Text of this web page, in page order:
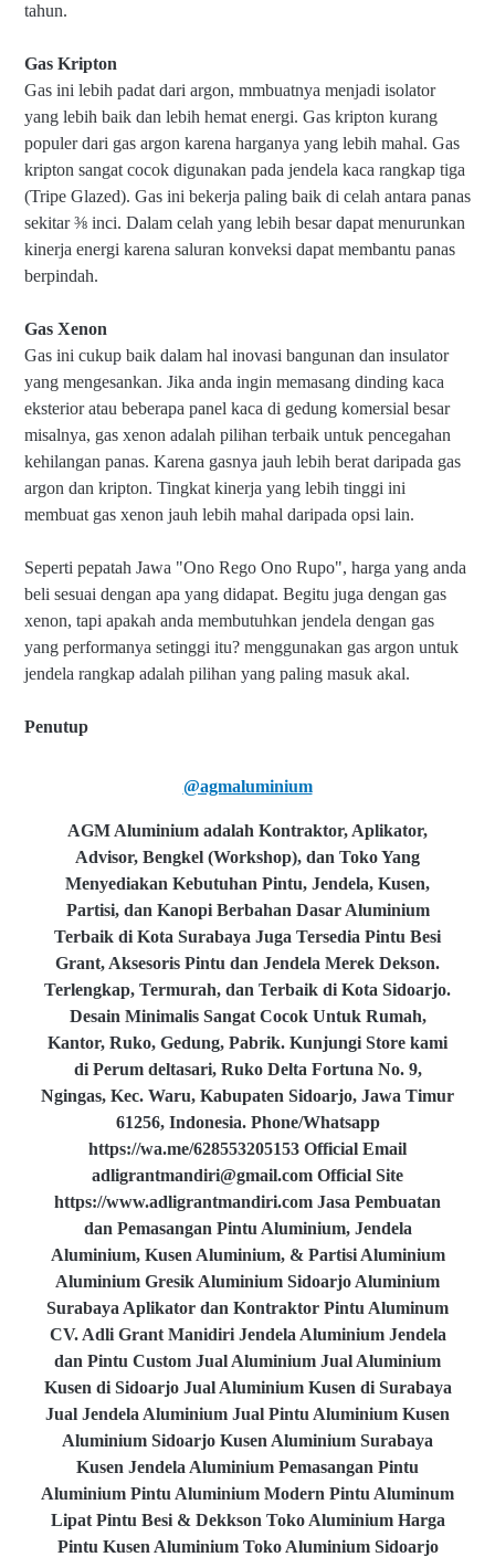
tahun.
Gas Kripton
Gas ini lebih padat dari argon, mmbuatnya menjadi isolator
yang lebih baik dan lebih hemat energi. Gas kripton kurang
populer dari gas argon karena harganya yang lebih mahal. Gas
kripton sangat cocok digunakan pada jendela kaca rangkap tiga
(Tripe Glazed). Gas ini bekerja paling baik di celah antara panas
sekitar ⅜ inci. Dalam celah yang lebih besar dapat menurunkan
kinerja energi karena saluran konveksi dapat membantu panas
berpindah.
Gas Xenon
Gas ini cukup baik dalam hal inovasi bangunan dan insulator
yang mengesankan. Jika anda ingin memasang dinding kaca
eksterior atau beberapa panel kaca di gedung komersial besar
misalnya, gas xenon adalah pilihan terbaik untuk pencegahan
kehilangan panas. Karena gasnya jauh lebih berat daripada gas
argon dan kripton. Tingkat kinerja yang lebih tinggi ini
membuat gas xenon jauh lebih mahal daripada opsi lain.
Seperti pepatah Jawa "Ono Rego Ono Rupo", harga yang anda
beli sesuai dengan apa yang didapat. Begitu juga dengan gas
xenon, tapi apakah anda membutuhkan jendela dengan gas
yang performanya setinggi itu? menggunakan gas argon untuk
jendela rangkap adalah pilihan yang paling masuk akal.
Penutup
@agmaluminium
AGM Aluminium adalah Kontraktor, Aplikator,
Advisor, Bengkel (Workshop), dan Toko Yang
Menyediakan Kebutuhan Pintu, Jendela, Kusen,
Partisi, dan Kanopi Berbahan Dasar Aluminium
Terbaik di Kota Surabaya Juga Tersedia Pintu Besi
Grant, Aksesoris Pintu dan Jendela Merek Dekson.
Terlengkap, Termurah, dan Terbaik di Kota Sidoarjo.
Desain Minimalis Sangat Cocok Untuk Rumah,
Kantor, Ruko, Gedung, Pabrik. Kunjungi Store kami
di Perum deltasari, Ruko Delta Fortuna No. 9,
Ngingas, Kec. Waru, Kabupaten Sidoarjo, Jawa Timur
61256, Indonesia. Phone/Whatsapp
https://wa.me/628553205153 Official Email
adligrantmandiri@gmail.com Official Site
https://www.adligrantmandiri.com Jasa Pembuatan
dan Pemasangan Pintu Aluminium, Jendela
Aluminium, Kusen Aluminium, & Partisi Aluminium
Aluminium Gresik Aluminium Sidoarjo Aluminium
Surabaya Aplikator dan Kontraktor Pintu Aluminum
CV. Adli Grant Manidiri Jendela Aluminium Jendela
dan Pintu Custom Jual Aluminium Jual Aluminium
Kusen di Sidoarjo Jual Aluminium Kusen di Surabaya
Jual Jendela Aluminium Jual Pintu Aluminium Kusen
Aluminium Sidoarjo Kusen Aluminium Surabaya
Kusen Jendela Aluminium Pemasangan Pintu
Aluminium Pintu Aluminium Modern Pintu Aluminum
Lipat Pintu Besi & Dekkson Toko Aluminium Harga
Pintu Kusen Aluminium Toko Aluminium Sidoarjo